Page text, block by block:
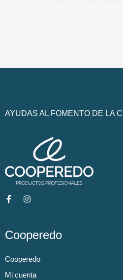
AYUDAS AL FOMENTO DE LA
Cooperedo
Cooperedo
Mi cuenta